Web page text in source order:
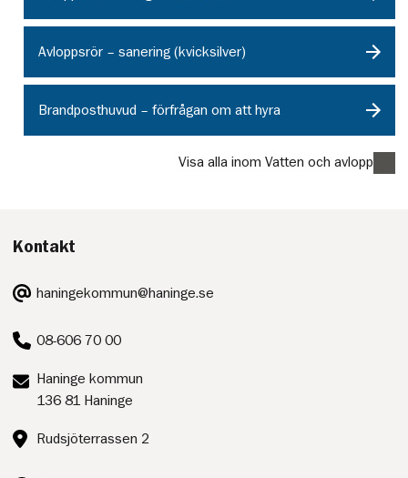
Avloppsrör – sanering (kvicksilver)
Brandposthuvud – förfrågan om att hyra
Visa alla inom Vatten och avlopp
Kontakt
E-
post:
haningekommun@haninge.se
Telefon:
08-606 70 00
Postadress:
Haninge kommun
136 81 Haninge
Besöksadress:
Rudsjöterrassen 2